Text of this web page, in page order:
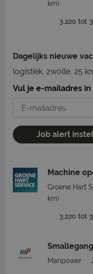
km)
3.220 tot
Dagelijks nieuwe
logistiek, zwolle, 25
Vul je e-mailadres in
Job alert
Machine
Groene Hart
km)
3.220 tot
Manpower